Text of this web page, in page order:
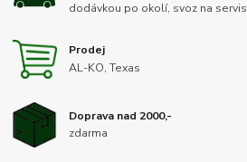
dodávkou po okolí, svoz na servis
Prodej
AL-KO, Texas
Doprava nad 2000,-
zdarma